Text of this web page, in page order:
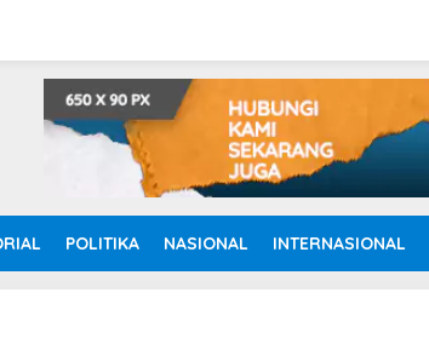
POLITIKA NASIONAL INTERNASIONAL